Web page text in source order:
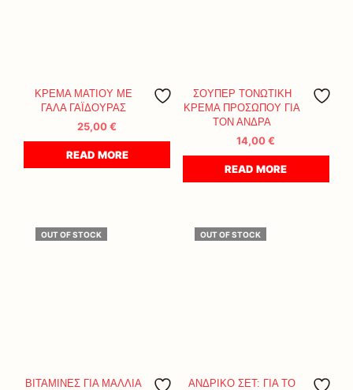
ΚΡΕΜΑ ΜΑΤΙΟΥ ΜΕ
ΓΑΛΑ ΓΑΪΔΟΥΡΑΣ
25,00€
READ MORE
ΣΟΥΠΕΡ ΤΟΝΩΤΙΚΗ
ΚΡΕΜΑ ΠΡΟΣΩΠΟΥ ΓΙΑ
ΤΟΝ ΑΝΔΡΑ
14,00€
READ MORE
OUT OF STOCK
ΒΙΤΑΜΙΝΕΣ ΓΙΑ ΜΑΛΛΙΑ
OUT OF STOCK
ΑΝΔΡΙΚΟ ΣΕΤ: ΓΙΑ ΤΟ